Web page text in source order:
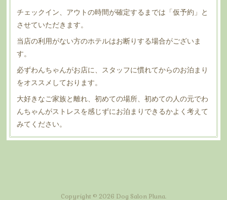
チェックイン、アウトの時間が確定するまでは「仮予約」と
させていただきます。
当店の利用がない方のホテルはお断りする場合がございま
す。
必ずわんちゃんがお店に、スタッフに慣れてからのお泊まり
をオススメしております。
大好きなご家族と離れ、初めての場所、初めての人の元でわ
んちゃんがストレスを感じずにお泊まりできるかよく考えて
みてください。
Copyright © 2026 Dog Salon Pluna.